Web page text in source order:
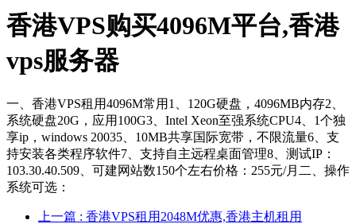
香港VPS购买4096M平台,香港
vps服务器
一、香港VPS租用4096M常用1、120G硬盘，4096MB内存2、
系统硬盘20G，应用100G3、Intel Xeon至强系统CPU4、1个独
享ip，windows 20035、10MB共享国际宽带，不限流量6、支
持安装各类程序软件7、支持自主远程桌面管理8、测试IP：
103.30.40.509、可建网站数150个左右价格：255元/月二、操作
系统可选：
上一篇 : 香港VPS租用2048M优惠,香港主机租用